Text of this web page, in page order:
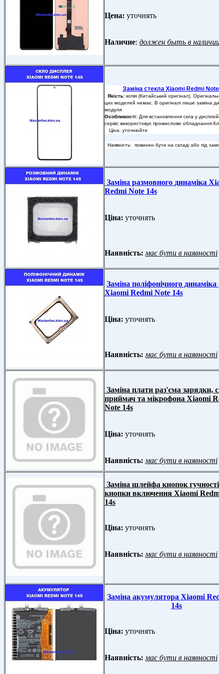
Цена: уточнять
Наличие: должен быть в
Заміна стекла Xiaomi Redmi
Якість: копія (Китайський оригінал).
цих моделей немає. В оригіналі лише заміна
модуля
Особливості: Для встановлення скла у
сервіс використовує промислове обладнання
Ціна: уточнюйте
Наявність: повинен бути на складі або під
Заміна размовного динаміка
Redmi Note 14s
Ціна: уточнять
Наявність: має бути в наявності
Заміна поліфонічного динаміка
Xiaomi Redmi Note 14s
Ціна: уточнять
Наявність: має бути в наявності
Заміна плати раз'єма зарядки,
приймач та мікрофона Xiaomi
Note 14s
Ціна: уточнять
Наявність: має бути в наявності
Заміна шлейфа кнопок
кнопки включення Xiaomi
14s
Ціна: уточнять
Наявність: має бути в наявності
Заміна акумулятора Xiaomi
14s
Ціна: уточнять
Наявність: має бути в наявності